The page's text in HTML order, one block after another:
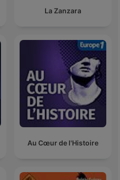
La Zanzara
Au Cœur de l'Histoire